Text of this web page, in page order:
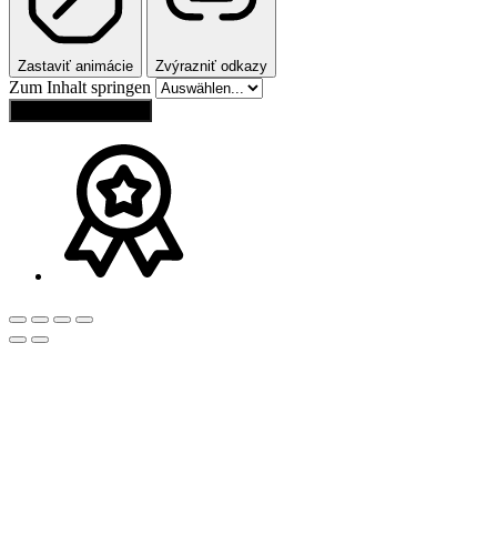
Zastaviť animácie Zvýrazniť odkazy
Zum Inhalt springen